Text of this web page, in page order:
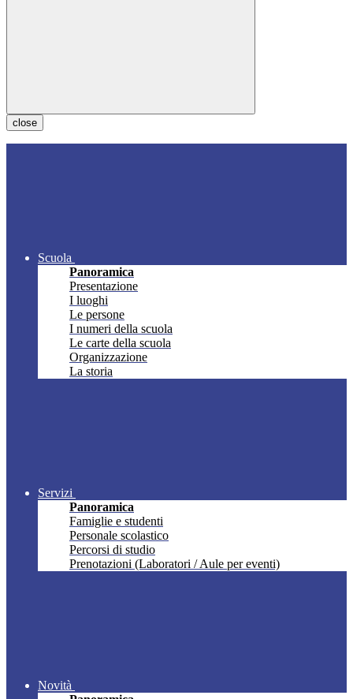
close
Scuola
Panoramica
Presentazione
I luoghi
Le persone
I numeri della scuola
Le carte della scuola
Organizzazione
La storia
Servizi
Panoramica
Famiglie e studenti
Personale scolastico
Percorsi di studio
Prenotazioni (Laboratori / Aule per eventi)
Novità